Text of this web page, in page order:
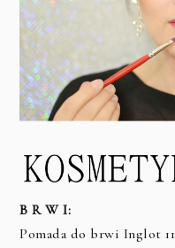
B R W I:
Pomada do brwi Inglot 11